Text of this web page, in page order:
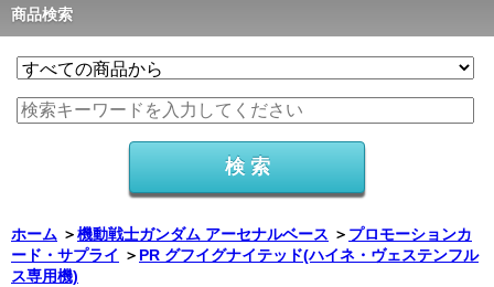
商品検索
ホーム ＞機動戦士ガンダム アーセナルベース ＞ プロモーションカ
ード・サプライ ＞ PR グフイグナイテッド(ハイネ・ヴェステンフル
ス専用機)